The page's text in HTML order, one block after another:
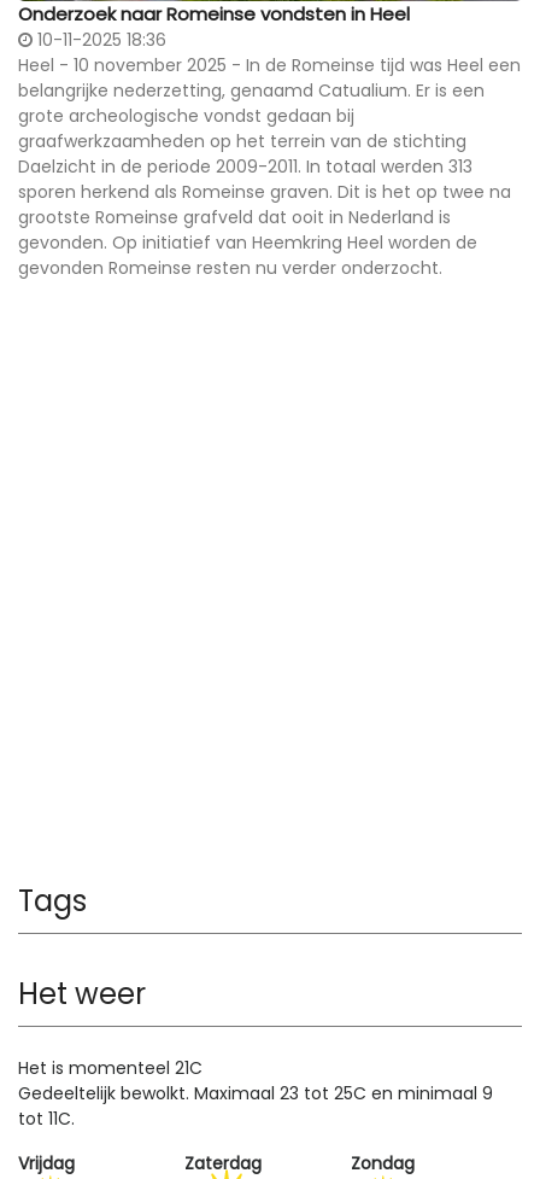
Onderzoek naar Romeinse vondsten in Heel
10-11-2025 18:36
Heel - 10 november 2025 - In de Romeinse tijd was Heel een
belangrijke nederzetting, genaamd Catualium. Er is een
grote archeologische vondst gedaan bij
graafwerkzaamheden op het terrein van de stichting
Daelzicht in de periode 2009-2011. In totaal werden 313
sporen herkend als Romeinse graven. Dit is het op twee na
grootste Romeinse grafveld dat ooit in Nederland is
gevonden. Op initiatief van Heemkring Heel worden de
gevonden Romeinse resten nu verder onderzocht.
Tags
Het weer
Het is momenteel 21C
Gedeeltelijk bewolkt. Maximaal 23 tot 25C en minimaal 9
tot 11C.
Vrijdag
Zaterdag Zondag